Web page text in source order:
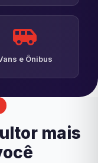
e Ônibus
mais